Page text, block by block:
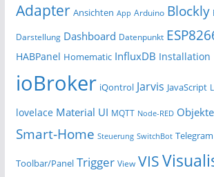
Adapter Ansichten App Arduino Blockly
Darstellung Dashboard Datenpunkt
HABPanel Homematic InfluxDB Installation
ioBroker iQontrol Jarvis JavaScript
lovelace Material UI MQTT Node-RED Objekte
Smart-Home Steuerung SwitchBot Telegram
Toolbar/Panel Trigger View VIS